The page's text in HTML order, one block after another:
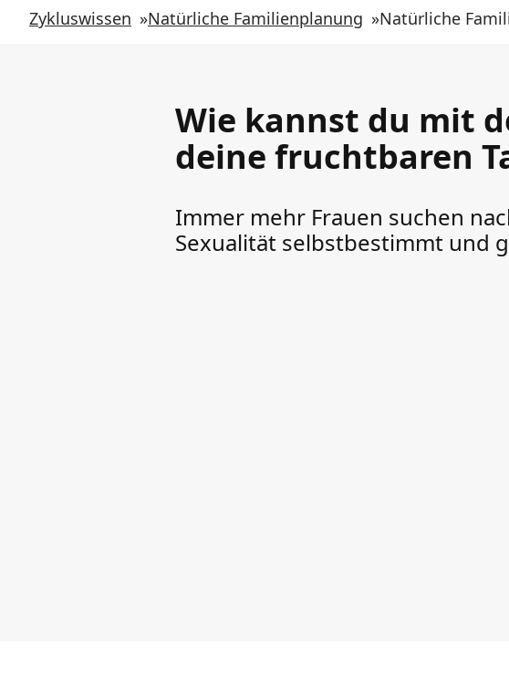
Zykluswissen »Natürliche Familienplanung »Natürliche
Wie kannst du mit
deine fruchtbaren
Immer mehr Frauen suchen
Sexualität selbstbestimmt und